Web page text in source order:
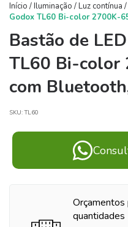
Início /Iluminação /Luz contínua /
Godox TL60 Bi-color 2700K-
Bastão de
TL60 Bi-color
com
SKU:TL60
Orçamentos
quantidades